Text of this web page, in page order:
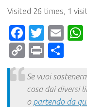
Visited 26 times, 1
CopyPrint
Se vuoi
cosa dai diversi
o partendo da